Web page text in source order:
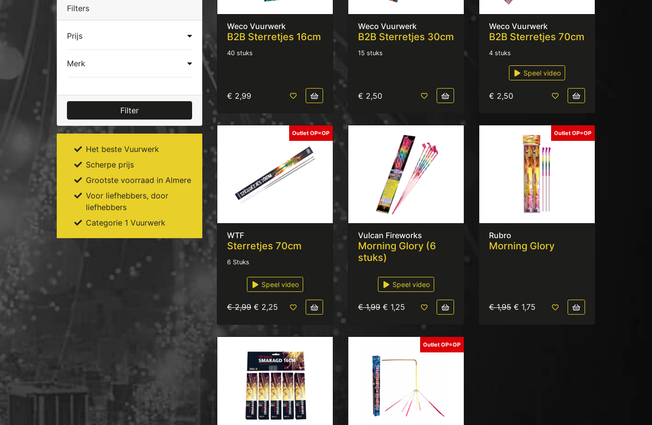
Filters
Prijs
Merk
Filter
Het beste Vuurwerk
Scherpe prijs
Grootste voorraad in Almere
Voor liefhebbers, door
liefhebbers
Categorie 1 Vuurwerk
Weco Vuurwerk
B2B Sterretjes 16cm
40 stuks
€ 2,99
Weco Vuurwerk
B2B Sterretjes 30cm
15 stuks
€ 2,50
Weco Vuurwerk
B2B Sterretjes 70cm
4 stuks
Speel video
€ 2,50
Outlet OP=OP
WTF
Sterretjes 70cm
6 Stuks
Speel video
€ 2,99 € 2,25
Vulcan Fireworks
Morning Glory (6
stuks)
Speel video
€ 1,99 € 1,25
Outlet OP=OP
Rubro
Morning Glory
€ 1,95 € 1,75
Outlet OP=OP